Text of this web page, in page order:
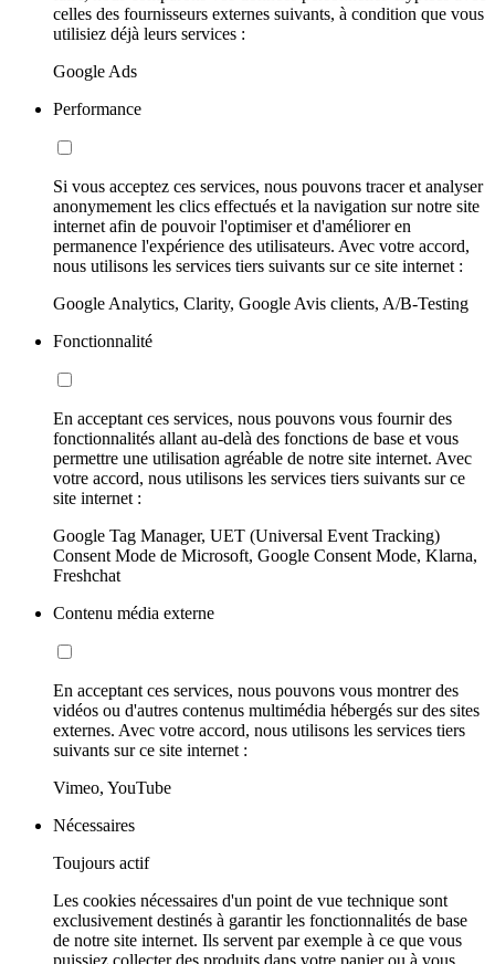
celles des fournisseurs externes suivants, à condition que vous
utilisiez déjà leurs services :
Google Ads
Performance
Si vous acceptez ces services, nous pouvons tracer et analyser
anonymement les clics effectués et la navigation sur notre site
internet afin de pouvoir l'optimiser et d'améliorer en
permanence l'expérience des utilisateurs. Avec votre accord,
nous utilisons les services tiers suivants sur ce site internet :
Google Analytics, Clarity, Google Avis clients, A/B-Testing
Fonctionnalité
En acceptant ces services, nous pouvons vous fournir des
fonctionnalités allant au-delà des fonctions de base et vous
permettre une utilisation agréable de notre site internet. Avec
votre accord, nous utilisons les services tiers suivants sur ce
site internet :
Google Tag Manager, UET (Universal Event Tracking)
Consent Mode de Microsoft, Google Consent Mode, Klarna,
Freshchat
Contenu média externe
En acceptant ces services, nous pouvons vous montrer des
vidéos ou d'autres contenus multimédia hébergés sur des sites
externes. Avec votre accord, nous utilisons les services tiers
suivants sur ce site internet :
Vimeo, YouTube
Nécessaires
Toujours actif
Les cookies nécessaires d'un point de vue technique sont
exclusivement destinés à garantir les fonctionnalités de base
de notre site internet. Ils servent par exemple à ce que vous
puissiez collecter des produits dans votre panier ou à vous